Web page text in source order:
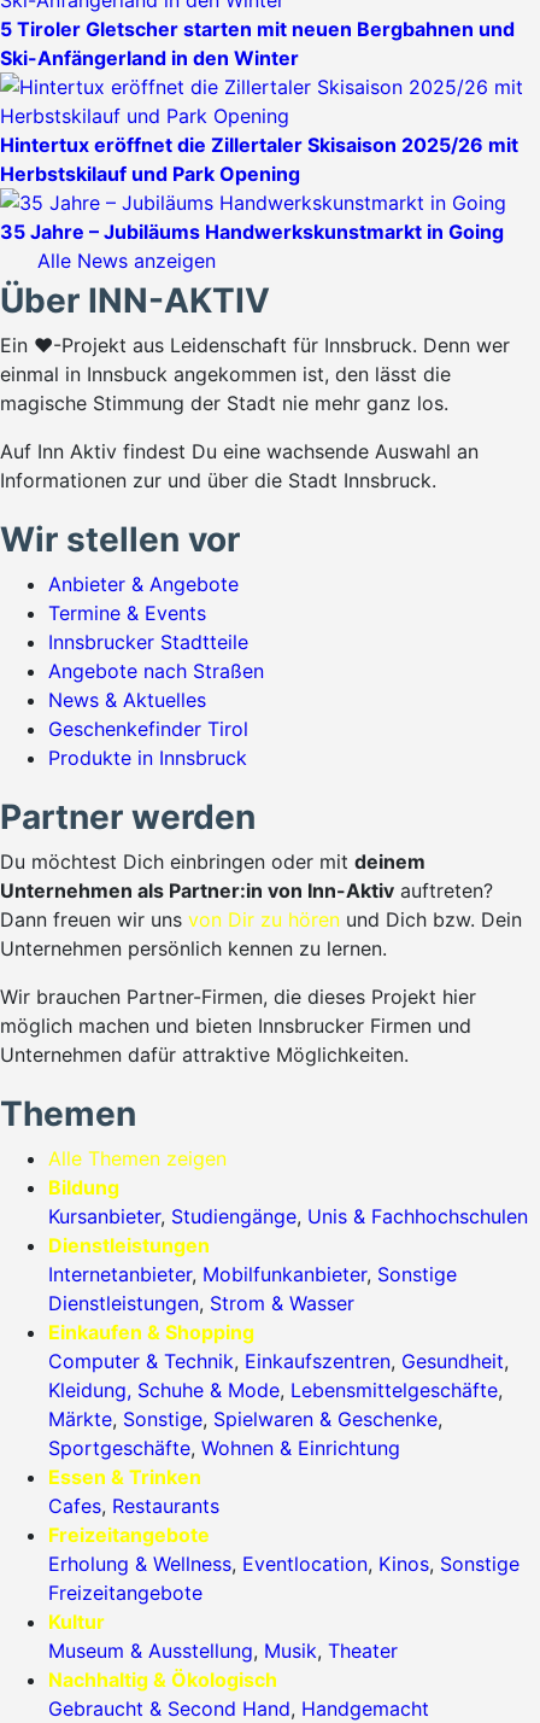
5 Tiroler Gletscher starten mit neuen Bergbahnen und
Ski-Anfängerland in den Winter
Hintertux eröffnet die Zillertaler Skisaison 2025/26 mit
Herbstskilauf und Park Opening
35 Jahre – Jubiläums Handwerkskunstmarkt in Going
Alle News anzeigen
Über INN-AKTIV
Ein ♥-Projekt aus Leidenschaft für Innsbruck. Denn wer
einmal in Innsbuck angekommen ist, den lässt die
magische Stimmung der Stadt nie mehr ganz los.
Auf Inn Aktiv findest Du eine wachsende Auswahl an
Informationen zur und über die Stadt Innsbruck.
Wir stellen vor
Anbieter & Angebote
Termine & Events
Innsbrucker Stadtteile
Angebote nach Straßen
News & Aktuelles
Geschenkefinder Tirol
Produkte in Innsbruck
Partner werden
Du möchtest Dich einbringen oder mit deinem
Unternehmen als Partner:in von Inn-Aktiv auftreten?
Dann freuen wir uns von Dir zu hören und Dich bzw. Dein
Unternehmen persönlich kennen zu lernen.
Wir brauchen Partner-Firmen, die dieses Projekt hier
möglich machen und bieten Innsbrucker Firmen und
Unternehmen dafür attraktive Möglichkeiten.
Themen
Alle Themen zeigen
Bildung
Kursanbieter, Studiengänge, Unis & Fachhochschulen
Dienstleistungen
Internetanbieter, Mobilfunkanbieter, Sonstige
Dienstleistungen, Strom & Wasser
Einkaufen & Shopping
Computer & Technik, Einkaufszentren, Gesundheit,
Kleidung, Schuhe & Mode, Lebensmittelgeschäfte,
Märkte, Sonstige, Spielwaren & Geschenke,
Sportgeschäfte, Wohnen & Einrichtung
Essen & Trinken
Cafes, Restaurants
Freizeitangebote
Erholung & Wellness, Eventlocation, Kinos, Sonstige
Freizeitangebote
Kultur
Museum & Ausstellung, Musik, Theater
Nachhaltig & Ökologisch
Gebraucht & Second Hand, Handgemacht